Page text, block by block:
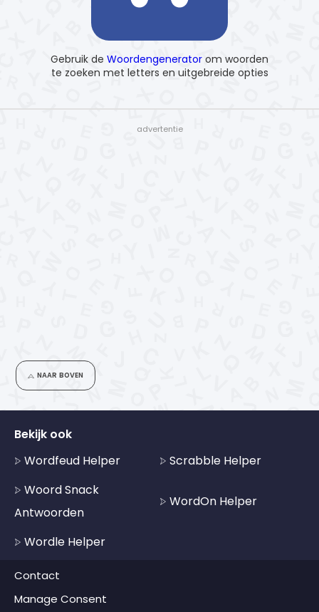
Gebruik de Woordengenerator om woorden
te zoeken met letters en uitgebreide opties
- advertentie -
NAAR BOVEN
Bekijk ook
Wordfeud Helper
Scrabble Helper
Woord Snack
Antwoorden
WordOn Helper
Wordle Helper
Contact
Manage Consent